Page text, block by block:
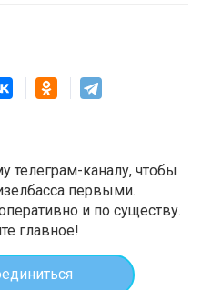
телеграм-каналу, чтобы
первыми.
и по существу.
главное!